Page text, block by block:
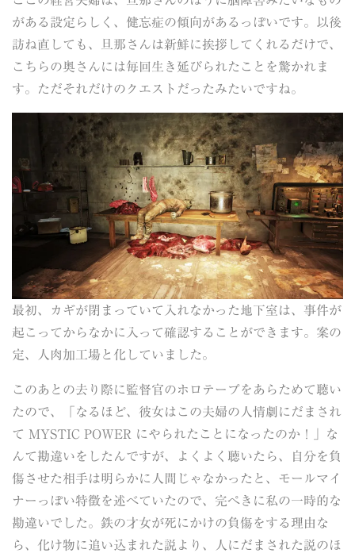
がある設定らしく、健忘症の傾向があるっぽいです。以後
訪ね直しても、旦那さんは新鮮に挨拶してくれるだけで、
こちらの奥さんには毎回生き延びられたことを驚かれま
す。ただそれだけのクエストだったみたいですね。
最初、カギが閉まっていて入れなかった地下室は、事件が
起こってからなかに入って確認することができます。案の
定、人肉加工場と化していました。
このあとの去り際に監督官のホロテープをあらためて聴い
たので、「なるほど、彼女はこの夫婦の人情劇にだまされ
て MYSTIC POWER にやられたことになったのか！」な
んて勘違いをしたんですが、よくよく聴いたら、自分を負
傷させた相手は明らかに人間じゃなかったと、モールマイ
ナーっぽい特徴を述べていたので、完ぺきに私の一時的な
勘違いでした。鉄の才女が死にかけの負傷をする理由な
ら、化け物に追い込まれた説より、人にだまされた説のほ